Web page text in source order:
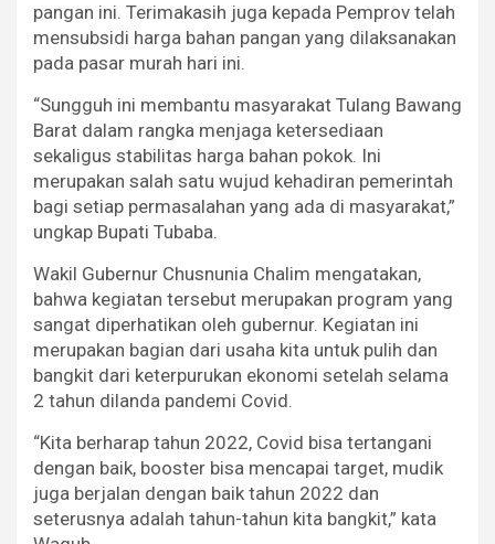
pangan ini. Terimakasih juga kepada Pemprov telah
mensubsidi harga bahan pangan yang dilaksanakan
pada pasar murah hari ini.
“Sungguh ini membantu masyarakat Tulang Bawang
Barat dalam rangka menjaga ketersediaan
sekaligus stabilitas harga bahan pokok. Ini
merupakan salah satu wujud kehadiran pemerintah
bagi setiap permasalahan yang ada di masyarakat,”
ungkap Bupati Tubaba.
Wakil Gubernur Chusnunia Chalim mengatakan,
bahwa kegiatan tersebut merupakan program yang
sangat diperhatikan oleh gubernur. Kegiatan ini
merupakan bagian dari usaha kita untuk pulih dan
bangkit dari keterpurukan ekonomi setelah selama
2 tahun dilanda pandemi Covid.
“Kita berharap tahun 2022, Covid bisa tertangani
dengan baik, booster bisa mencapai target, mudik
juga berjalan dengan baik tahun 2022 dan
seterusnya adalah tahun-tahun kita bangkit,” kata